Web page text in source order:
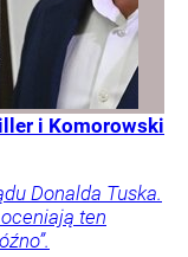
i Komorowski
Donalda Tuska.
ten